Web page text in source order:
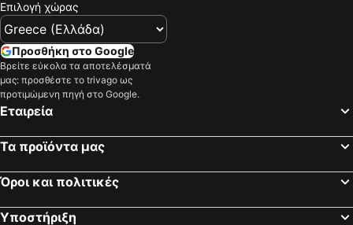
Επιλογή χώρας
Προσθήκη στο Google
Βρείτε εύκολα τα αποτελέσματά
μας: προσθέστε το trivago ως
προτιμώμενη πηγή στο Google.
Εταιρεία
Τα προϊόντα μας
Όροι και πολιτικές
Υποστήριξη